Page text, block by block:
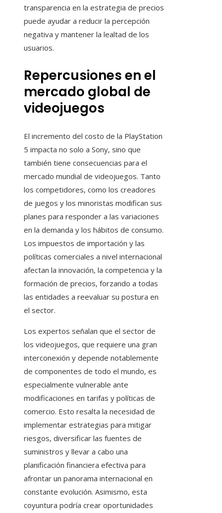
transparencia en la estrategia de precios
puede ayudar a reducir la percepción
negativa y mantener la lealtad de los
usuarios.
Repercusiones en el
mercado global de
videojuegos
El incremento del costo de la PlayStation
5 impacta no solo a Sony, sino que
también tiene consecuencias para el
mercado mundial de videojuegos. Tanto
los competidores, como los creadores
de juegos y los minoristas modifican sus
planes para responder a las variaciones
en la demanda y los hábitos de consumo.
Los impuestos de importación y las
políticas comerciales a nivel internacional
afectan la innovación, la competencia y la
formación de precios, forzando a todas
las entidades a reevaluar su postura en
el sector.
Los expertos señalan que el sector de
los videojuegos, que requiere una gran
interconexión y depende notablemente
de componentes de todo el mundo, es
especialmente vulnerable ante
modificaciones en tarifas y políticas de
comercio. Esto resalta la necesidad de
implementar estrategias para mitigar
riesgos, diversificar las fuentes de
suministros y llevar a cabo una
planificación financiera efectiva para
afrontar un panorama internacional en
constante evolución. Asimismo, esta
coyuntura podría crear oportunidades